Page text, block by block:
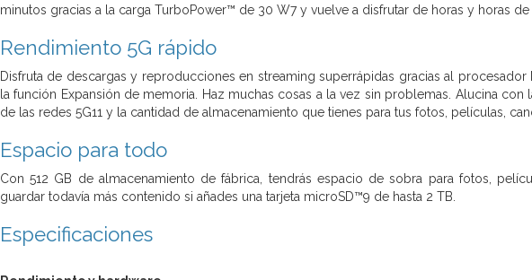
minutos gracias a la carga TurboPower™ de 30 W7 y vuelve a disfrutar de horas y horas de
Rendimiento 5G rápido
Disfruta de descargas y reproducciones en streaming superrápidas gracias al
la función Expansión de memoria. Haz muchas cosas a la vez sin problemas. Alucina
de las redes 5G11 y la cantidad de almacenamiento que tienes para tus fotos, películas,
Espacio para todo
Con 512 GB de almacenamiento de fábrica, tendrás espacio de sobra para fotos,
guardar todavía más contenido si añades una tarjeta microSD™9 de hasta 2 TB.
Especificaciones